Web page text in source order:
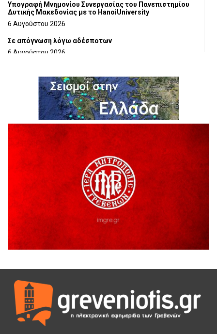
Υπογραφή Μνημονίου Συνεργασίας του Πανεπιστημίου
Δυτικής Μακεδονίας με το HanoiUniversity
6 Αυγούστου 2026
Σε απόγνωση λόγω αδέσποτων
6 Αυγούστου 2026
6 Αυγούστου 2026
Ολοκληρώνεται η ασφαλτόστρωση της οδού Περιβόλι –
6 Αυγούστου 2026
H παραδοχή λαθών είναι (και) δύναμη
5 Αυγούστου 2026
Ο ΑΝΔΡΕΑΣ ΑΣΛΑΝΙΔΗΣ ΣΥΝΕΧΙΖΕΙ ΣΤΟΝ ΠΡΩΤΕΑ
ΓΡΕΒΕΝΩΝ
5 Αυγούστου 2026
Ευχαριστήριο Εκπολιτιστικού Συλλόγου Ταξιάρχη προς κ.
Παρασχάκη Αθανάσιο
5 Αυγούστου 2026
Διακοπή υδροδότησης του Α΄ κλάδου ύδρευσης
5 Αυγούστου 2026
Θερινό Σινεμά στο πλαίσιο του «Πολιτιστικού
Καλοκαιριού 2026» με την βραβευμένη ταινία «Μικρές
Ανάσες».
5 Αυγούστου 2026